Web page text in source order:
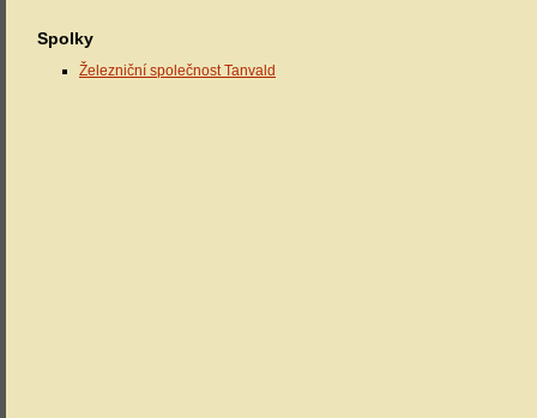
Spolky
Železniční společnost Tanvald